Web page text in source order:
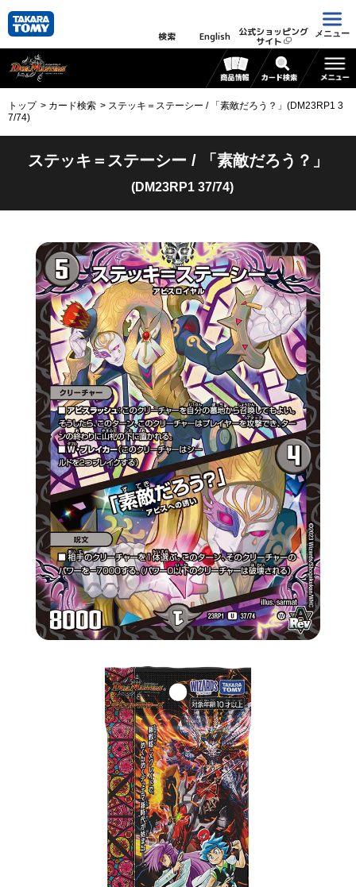
検索 English 公式ショッピング
サイト
メニュー
トップ カード検索
ステッキ＝ステーシー / 「素敵だろう？」(DM23RP1 3
7/74)
ステッキ＝ステーシー / 「素敵だろう？」
(DM23RP1 37/74)